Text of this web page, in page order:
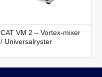
CAT VM 2 – Vortex-mixer
/ Universalryster